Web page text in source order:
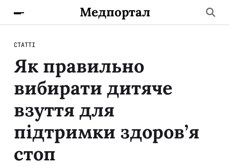
Медпортал
СТАТТІ
Як правильно
вибирати дитяче
взуття для
підтримки здоров’я
стоп